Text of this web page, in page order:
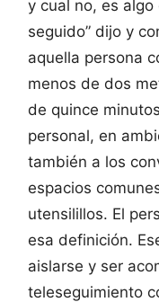
y cual no, es
seguido” dijo y
aquella persona
menos de dos
de quince
personal, en
también a los
espacios
utensilillos. El
esa definición.
aislarse y ser
teleseguimiento